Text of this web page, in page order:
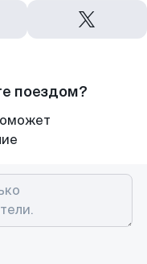
поездом?